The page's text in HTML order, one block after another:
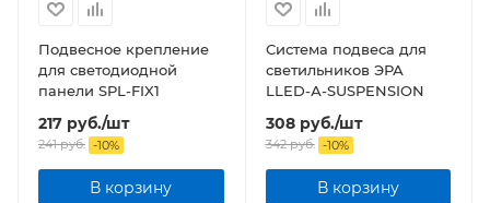
Подвесное крепление
для светодиодной
панели SPL-FIX1
217 руб./шт
241руб. -10%
В корзину
Система подвеса для
светильников ЭРА
LLED-А-SUSPENSION
308руб./шт
342руб. -10%
В корзину